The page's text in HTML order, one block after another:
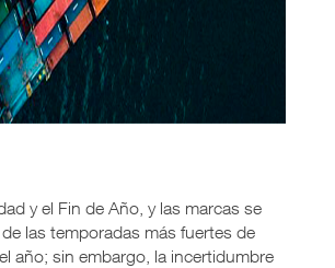
y el Fin de Año, y las marcas se
las temporadas más fuertes de
año; sin embargo, la incertidumbre